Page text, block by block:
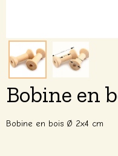
Bobine en
Bobine en bois Ø 2x4 cm